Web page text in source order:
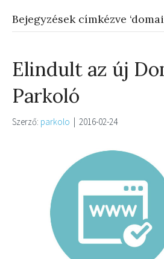
Bejegyzések címkézve
Elindult az új
Parkoló
Szerző: parkolo | 2016-02-24